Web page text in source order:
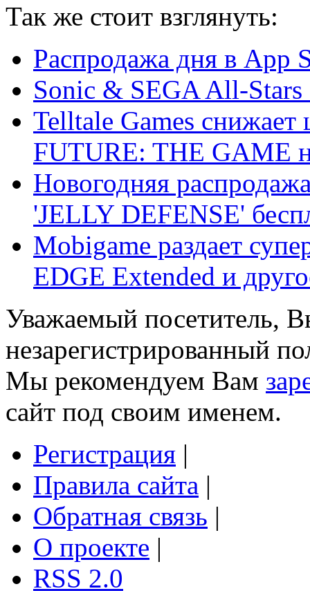
Так же стоит взглянуть:
Распродажа дня в App
Sonic & SEGA All-Stars
Telltale Games
FUTURE: THE GAME
Новогодняя
'JELLY DEFENSE'
Mobigame раздает
EDGE Extended и
Уважаемый посетитель,
незарегистрированный
Мы рекомендуем Вам
сайт под своим именем.
Регистрация |
Правила сайта |
Обратная связь |
О проекте |
RSS 2.0